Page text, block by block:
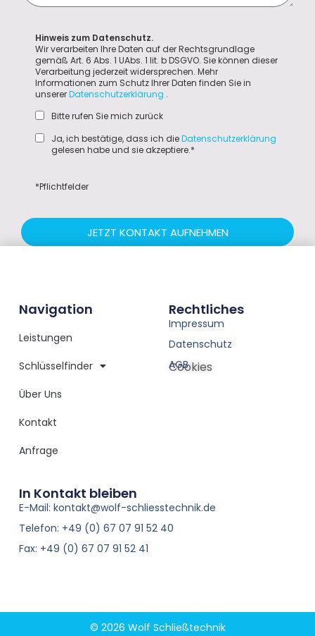
Hinweis zum Datenschutz.
Wir verarbeiten Ihre Daten auf der Rechtsgrundlage
gemäß Art. 6 Abs. 1 UAbs. 1 lit. b DSGVO. Sie können dieser
Verarbeitung jederzeit widersprechen. Mehr
Informationen zum Schutz Ihrer Daten finden Sie in
unsererDatenschutzerklärung .
Bitte rufen Sie mich zurück
Ja, ich bestätige, dass ich dieDatenschutzerklärung
gelesen habe und sie akzeptiere.*
*Pflichtfelder
JETZT KONTAKT AUFNEHMEN
In Kontakt bleiben
E-Mail: kontakt@wolf-schliesstechnik.de
Telefon: +49 (0) 67 07 91 52 40
Fax: +49 (0) 67 07 91 52 41
Navigation
Leistungen
Schlüsselfinder
Über Uns
Kontakt
Anfrage
Rechtliches
Impressum
Datenschutz
AGB
Cookies
© 2026 Wolf Schließtechnik